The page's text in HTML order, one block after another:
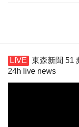
東森新聞 51
24h live news